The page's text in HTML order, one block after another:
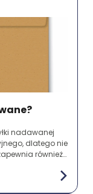
nadawanej
dlatego nie
również